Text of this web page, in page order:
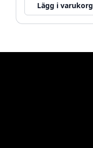
Lägg i varukorg